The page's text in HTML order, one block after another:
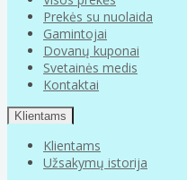
Prekės su nuolaida
Gamintojai
Dovanų kuponai
Svetainės medis
Kontaktai
Klientams
Klientams
Užsakymų istorija